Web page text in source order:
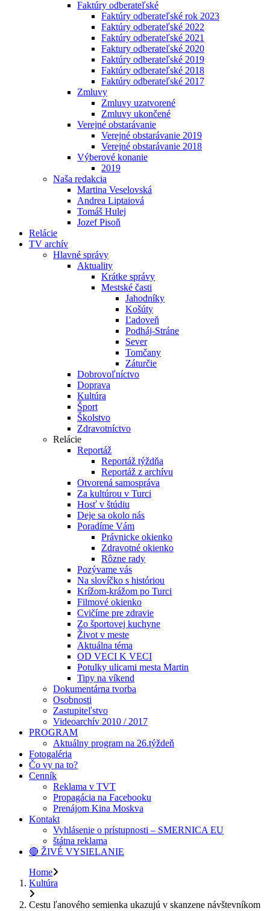
Faktúry odberateľské
Faktúry odberateľské rok 2023
Faktúry odberateľské 2022
Faktúry odberateľské 2021
Faktury odberateľské 2020
Faktúry odberateľské 2019
Faktúry odberateľské 2018
Faktúry odberateľské 2017
Zmluvy
Zmluvy uzatvorené
Zmluvy ukončené
Verejné obstarávanie
Verejné obstarávanie 2019
Verejné obstarávanie 2018
Výberové konanie
2019
Naša redakcia
Martina Veselovská
Andrea Liptaiová
Tomáš Hulej
Jozef Pisoň
Relácie
TV archív
Hlavné správy
Aktuality
Krátke správy
Mestské časti
Jahodníky
Košúty
Ľadoveň
Podháj-Stráne
Sever
Tomčany
Záturčie
Dobrovoľníctvo
Doprava
Kultúra
Šport
Školstvo
Zdravotníctvo
Relácie
Reportáž
Reportáž týždňa
Reportáž z archívu
Otvorená samospráva
Za kultúrou v Turci
Hosť v štúdiu
Deje sa okolo nás
Poradíme Vám
Právnicke okienko
Zdravotné okienko
Rôzne rady
Pozývame vás
Na slovíčko s históriou
Krížom-krážom po Turci
Filmové okienko
Cvičíme pre zdravie
Zo športovej kuchyne
Život v meste
Aktuálna téma
OD VECI K VECI
Potulky ulicami mesta Martin
Tipy na víkend
Dokumentárna tvorba
Osobnosti
Zastupiteľstvo
Videoarchív 2010 / 2017
PROGRAM
Aktuálny program na 26.týždeň
Fotogaléria
Čo vy na to?
Cenník
Reklama v TVT
Propagácia na Facebooku
Prenájom Kina Moskva
Kontakt
Vyhlásenie o prístupnosti – SMERNICA EU
štátna reklama
🔴 ŽIVÉ VYSIELANIE
Home
Kultúra
Cestu ľanového semienka ukazujú v skanzene návštevníkom